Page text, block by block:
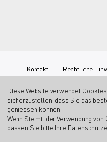
Kontakt Rechtliche
Diese Website verwendet
sicherzustellen, dass Sie das
geniessen können.
Wenn Sie mit der Verwendung
passen Sie bitte Ihre